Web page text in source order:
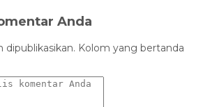
Anda
dipublikasikan. Kolom yang bertanda